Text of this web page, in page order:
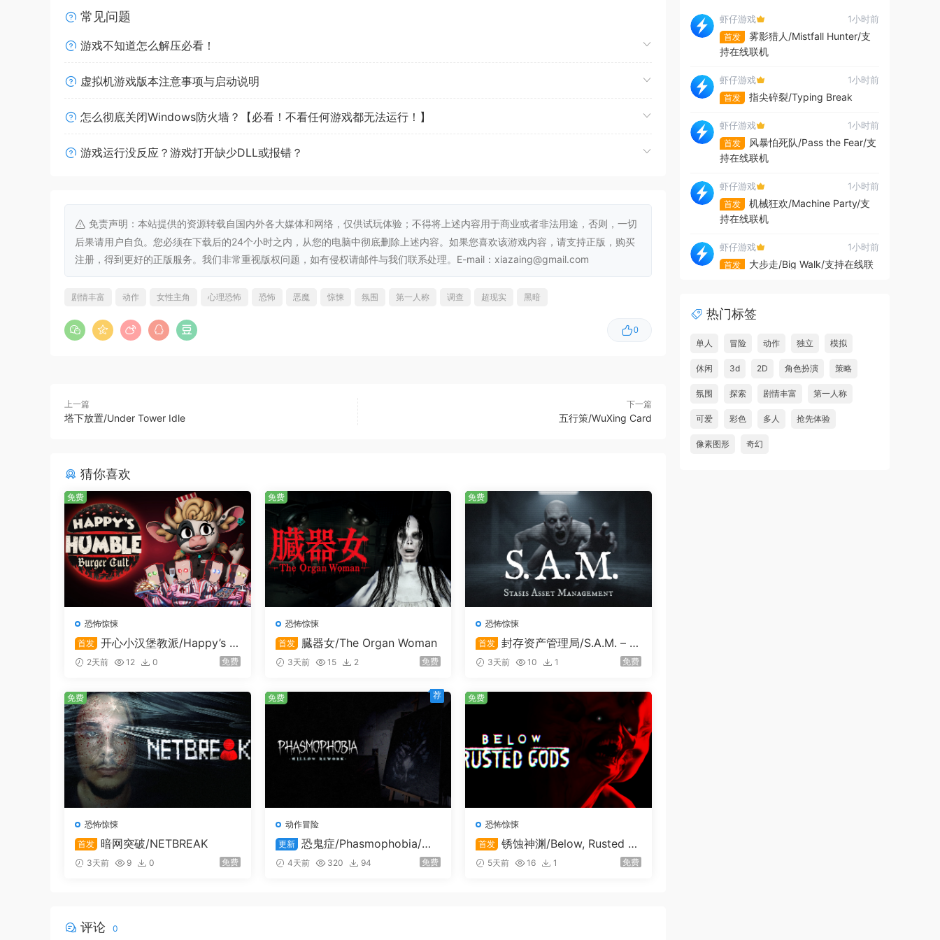
在游戏中，你将跟随安妮的步伐，深入她的内心世界。她被过去的创伤和内心的恶魔困扰，必须面对内心的恐惧和外在
物的世界中，你将与她一起经历恐怖的冒险。
诡异环境与谜题
战。你需要运用智慧和勇气，逃离这些恐怖的威胁。通过解谜和探索，你将逐步揭开故事的真相，感受安妮所经历的恐
怖和痛苦。
常见问题
游戏不知道怎么解压必看！
虚拟机游戏版本注意事项与启动说明
怎么彻底关闭Windows防火墙？【必看！不看任何游戏都无法运行！】
游戏运行没反应？游戏打开缺少DLL或报错？
免责声明：本站提供的资源转载自国内外各大媒体和网络，仅供试玩体验；不得将上述内容用于商业或者非法用途，否则，一切
后果请用户自负。您必须在下载后的24个小时之内，从您的电脑中彻底删除上述内容。如果您喜欢该游戏内容，请支持正版，购买
注册，得到更好的正版服务。我们非常重视版权问题，如有侵权请邮件与我们联系处理。E-mail：xiazaing@gmail.com
0
剧情丰富 动作 女性主角 心理恐怖 恐怖 恶魔 惊悚 氛围 第一人称 调查 超现实 黑暗
上一篇
塔下放置/Under Tower Idle
下一篇
五行策/WuXing Card
猜你喜欢
恐怖惊悚
首发 开心小汉堡教派/Happy’s H
umble Burger Cult
2天前 12 0 免费
免费
恐怖惊悚
首发
臓器女/The Organ Woman
3天前 15 2 免费
免费
恐怖惊悚
首发
封存资产管理局/S.A.M. – St
asis Asset Management
3天前 10 1 免费
免费
恐怖惊悚
首发 暗网突破/NETBREAK
3天前 9 0 免费
免费
动作冒险
更新
恐鬼症/Phasmophobia/支
持在线联机
4天前 320 94 免费
免费 荐
恐怖惊悚
首发
锈蚀神渊/Below, Rusted G
ods5天前 16 1 免费
免费
评论 0
虾仔游戏 1小时前
首发
雾影猎人/Mistfall Hunter/支
持在线联机
虾仔游戏 1小时前
首发 指尖碎裂/Typing Break
虾仔游戏 1小时前
首发
风暴怕死队/Pass the Fear/支
持在线联机
虾仔游戏 1小时前
首发
机械狂欢/Machine Party/支
持在线联机
虾仔游戏 1小时前
首发
大步走/Big Walk/支持在线联
虾仔游戏
Judgment of the Archon
虾仔游戏 1小时前
虾仔游戏
热门标签
单人 冒险 动作 独立 模拟
休闲 3d 2D 角色扮演 策略
氛围 探索 剧情丰富 第一人称
可爱 彩色 多人 抢先体验
像素图形 奇幻